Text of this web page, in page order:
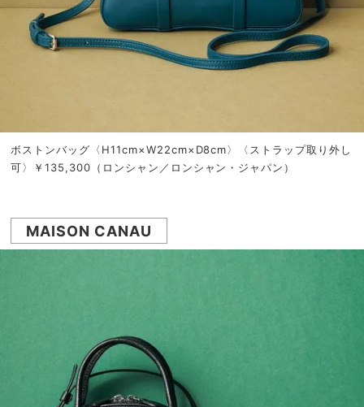
ボストンバッグ〈H11cm×W22cm×D8cm〉〈ストラップ取り外し
可〉￥135,300（ロンシャン／ロンシャン・ジャパン）
MAISON CANAU